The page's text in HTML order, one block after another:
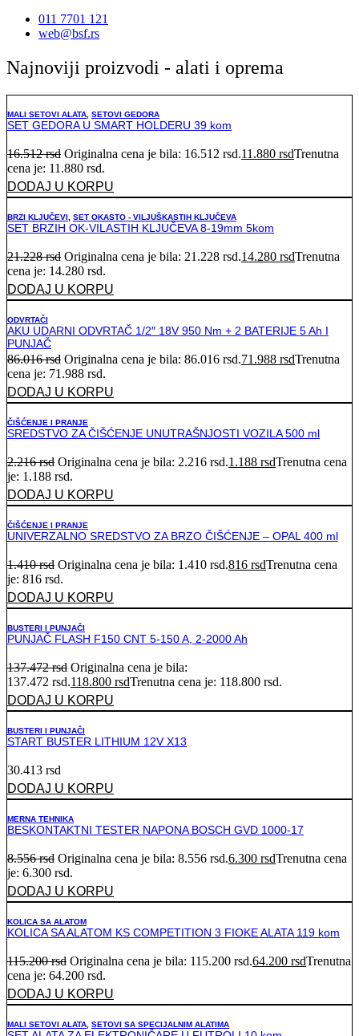
011 7701 121
web@bsf.rs
Najnoviji proizvodi - alati i oprema
MALI SETOVI ALATA SETOVI GEDORA
SET GEDORA U SMART HOLDERU 39 kom
16.512rsd Originalna cena je bila: 16.512 rsd.11.880 rsdTrenutna
cena je: 11.880 rsd.
DODAJ U KORPU
BRZI KLJUČEVI SET OKASTO - VILJUŠKASTIH KLJUČEVA
SET BRZIH OK-VILASTIH KLJUČEVA 8-19mm 5kom
21.228rsd Originalna cena je bila: 21.228 rsd.14.280 rsdTrenutna
cena je: 14.280 rsd.
DODAJ U KORPU
ODVRTAČI
AKU UDARNI ODVRTAČ 1/2″ 18V 950 Nm + 2 BATERIJE 5 Ah I
PUNJAČ
86.016rsd Originalna cena je bila: 86.016 rsd.71.988 rsdTrenutna
cena je: 71.988 rsd.
DODAJ U KORPU
ČIŠĆENJE I PRANJE
SREDSTVO ZA ČIŠĆENJE UNUTRAŠNJOSTI VOZILA 500 ml
2.216rsd Originalna cena je bila: 2.216 rsd.1.188 rsdTrenutna cena
je: 1.188 rsd.
DODAJ U KORPU
ČIŠĆENJE I PRANJE
UNIVERZALNO SREDSTVO ZA BRZO ČIŠĆENJE – OPAL 400 ml
1.410rsd Originalna cena je bila: 1.410 rsd.816 rsdTrenutna cena
je: 816 rsd.
DODAJ U KORPU
BUSTERI I PUNJAČI
PUNJAČ FLASH F150 CNT 5-150 A, 2-2000 Ah
137.472rsd Originalna cena je bila:
137.472 rsd.118.800 rsdTrenutna cena je: 118.800 rsd.
DODAJ U KORPU
BUSTERI I PUNJAČI
START BUSTER LITHIUM 12V X13
30.413 rsd
DODAJ U KORPU
MERNA TEHNIKA
BESKONTAKTNI TESTER NAPONA BOSCH GVD 1000-17
8.556rsd Originalna cena je bila: 8.556 rsd.6.300 rsdTrenutna cena
je: 6.300 rsd.
DODAJ U KORPU
KOLICA SA ALATOM
KOLICA SA ALATOM KS COMPETITION 3 FIOKE ALATA 119 kom
115.200rsd Originalna cena je bila: 115.200 rsd.64.200 rsdTrenutna
cena je: 64.200 rsd.
DODAJ U KORPU
MALI SETOVI ALATA SETOVI SA SPECIJALNIM ALATIMA